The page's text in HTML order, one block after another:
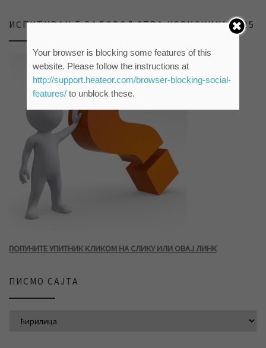
ИСПИТИВАЊЕ ЗАДОВОЉСТВА КОРИСНИКА 2025
ПОПУНИТЕ УПИТНИК КЛИКОМ НА СЛИКУ ИЛИ ОВАЈ ЛИНК
ПИСМО САЈТА
Your browser is blocking some features of this
website. Please follow the instructions at
http://support.heateor.com/browser-blocking-social-
features/to unblock these.